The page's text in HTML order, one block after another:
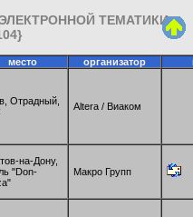
ТЕМАТИКИ -
место организатор
Отрадный,
Altera / Виаком
на-Дону,
"Don-
Макро Групп